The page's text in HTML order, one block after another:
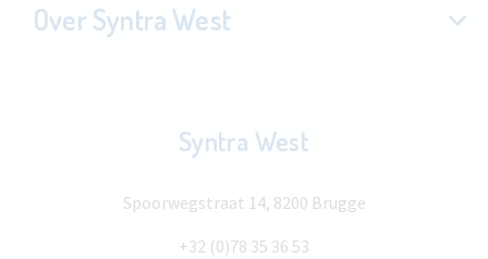
Over Syntra West
Syntra West
Spoorwegstraat 14, 8200 Brugge
+32 (0)78 35 36 53